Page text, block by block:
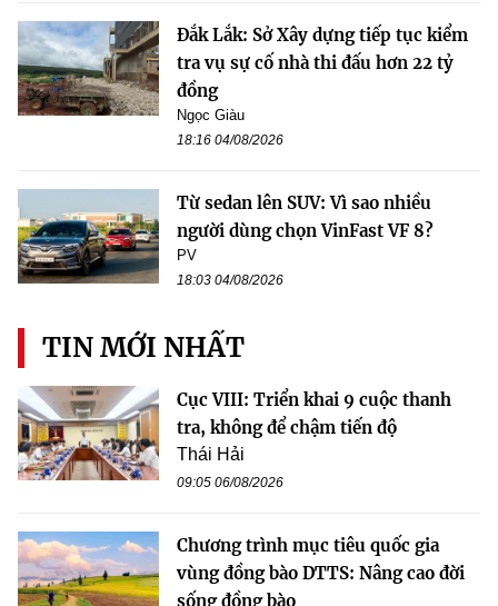
Đắk Lắk: Sở Xây dựng tiếp tục kiểm
tra vụ sự cố nhà thi đấu hơn 22 tỷ
đồng
Ngọc Giàu
18:16 04/08/2026
Từ sedan lên SUV: Vì sao nhiều
người dùng chọn VinFast VF 8?
PV
18:03 04/08/2026
TIN MỚI NHẤT
Cục VIII: Triển khai 9 cuộc thanh
tra, không để chậm tiến độ
Thái Hải
09:05 06/08/2026
Chương trình mục tiêu quốc gia
vùng đồng bào DTTS: Nâng cao đời
sống đồng bào